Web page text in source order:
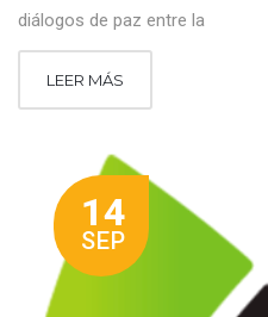
diálogos de paz entre la
LEER MÁS
14
SEP